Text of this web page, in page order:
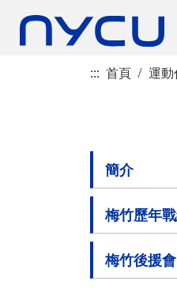
::: 首頁 運
簡介
梅竹歷年
梅竹後援